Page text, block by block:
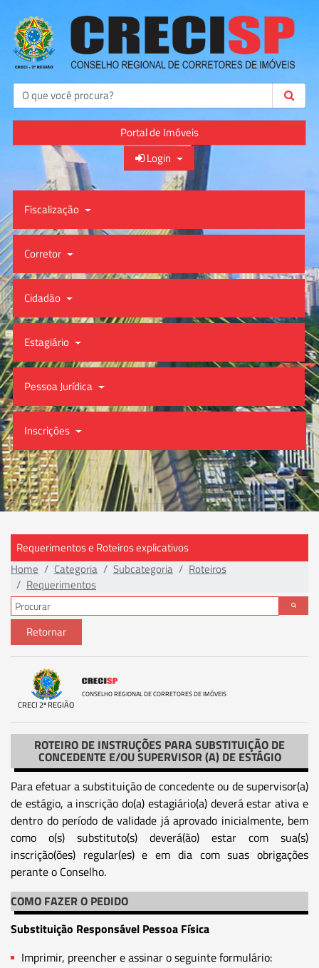
Buscar
Portal de Imóveis
Login
Fiscalização
Corretor
Cidadão
Estagiário
Pessoa Jurídica
Inscrições
Requerimentos e Roteiros explicativos
Home
Categoria Subcategoria
Roteiros
Requerimentos
Retornar
CRECI 2ª REGIÃO
CONSELHO REGIONAL DE CORRETORES DE IMÓVEIS
ROTEIRO DE INSTRUÇÕES PARA SUBSTITUIÇÃO DE
CONCEDENTE E/OU SUPERVISOR (A) DE ESTÁGIO
Para efetuar a substituição de concedente ou de supervisor(a)
de estágio, a inscrição do(a) estagiário(a) deverá estar ativa e
dentro do período de validade já aprovado inicialmente, bem
como o(s) substituto(s) deverá(ão) estar com sua(s)
inscrição(ões) regular(es) e em dia com suas obrigações
perante o Conselho.
COMO FAZER O PEDIDO
Substituição Responsável Pessoa Física
Imprimir, preencher e assinar o seguinte formulário: